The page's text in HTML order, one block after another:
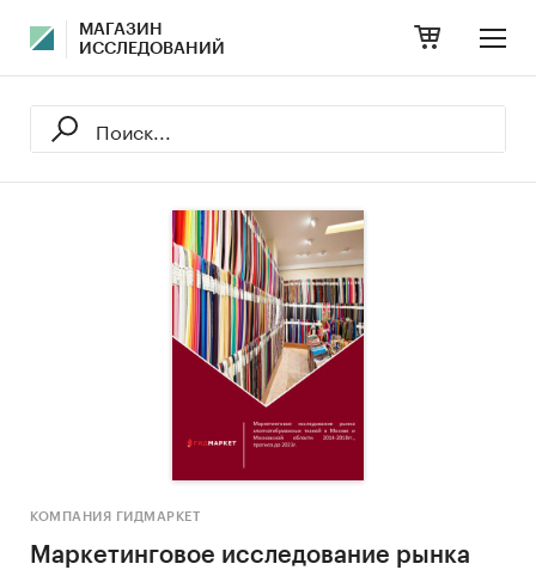
МАГАЗИН
ИССЛЕДОВАНИЙ
КОМПАНИЯ ГИДМАРКЕТ
Маркетинговое исследование рынка